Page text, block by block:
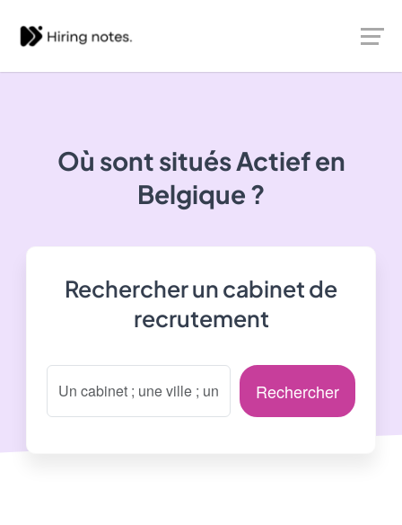
Où sont situésActiefen
Belgique ?
Rechercher un cabinet de
recrutement
Rechercher